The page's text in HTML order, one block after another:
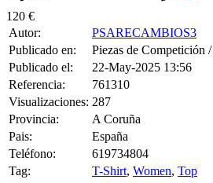
120 €
Autor:
PSARECAMBIOS3
Publicado en:
Piezas de Competición /
Publicado el:
22-May-2025 13:56
Referencia:
761310
Visualizaciones: 287
Provincia:
A Coruña
Pais:
España
Teléfono:
619734804
Tag:
T-Shirt, Women, Top